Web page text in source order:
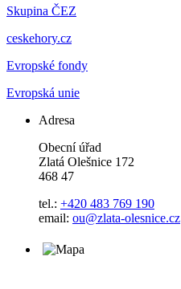
Skupina ČEZ
ceskehory.cz
Evropské fondy
Evropská unie
Adresa
Obecní úřad
Zlatá Olešnice 172
468 47
tel.: +420 483 769 190
email: ou@zlata-olesnice.cz